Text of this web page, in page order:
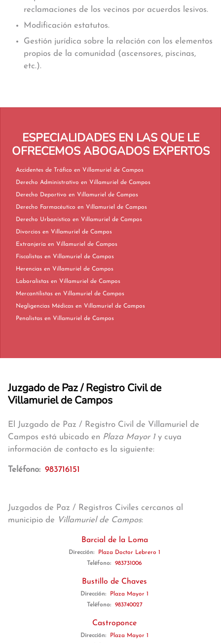
reclamaciones de los vecinos por acuerdos lesivos.
Modificación estatutos.
Gestión jurídica sobre la relación con los elementos
propios de la comunidad (ascensores, piscinas,
etc.).
ESPECIALIDADES EN LAS QUE LE
OFRECEMOS ABOGADOS EXPERTOS
Accidentes de Tráfico en Villamuriel de Campos
Derecho Administrativo en Villamuriel de Campos
Derecho Deportivo en Villamuriel de Campos
Derecho Farmacéutico en Villamuriel de Campos
Derecho Urbanístico en Villamuriel de Campos
Divorcios en Villamuriel de Campos
Extranjería en Villamuriel de Campos
Fiscalistas en Villamuriel de Campos
Herencias en Villamuriel de Campos
Laboralistas en Villamuriel de Campos
Mercantilistas en Villamuriel de Campos
Negligencias Médicas en Villamuriel de Campos
Penalistas en Villamuriel de Campos
Juzgado de Paz / Registro Civil de
Villamuriel de Campos
El Juzgado de Paz / Registro Civil de Villamuriel de
Campos está ubicado en Plaza Mayor 1y cuya
información de contacto es la siguiente:
Teléfono: 983716151
Juzgados de Paz / Registros Civiles cercanos al
municipio de Villamuriel de Campos:
Barcial de la Loma
Dirección:
Plaza Doctor Lebrero 1
Teléfono:
983731006
Bustillo de Chaves
Dirección:
Plaza Mayor 1
Teléfono:
983740027
Castroponce
Dirección:
Plaza Mayor 1